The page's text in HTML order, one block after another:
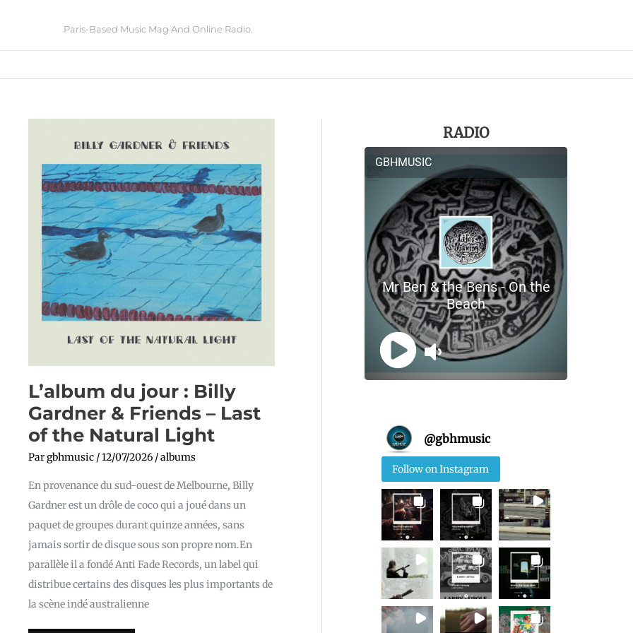
Paris-Based Music Mag And Online Radio.
L’album du jour : Billy
Gardner & Friends – Last
of the Natural Light
Pargbhmusic /12/07/2026 /albums
En provenance du sud-ouest de Melbourne, Billy
Gardner est un drôle de coco qui a joué dans un
paquet de groupes durant quinze années, sans
jamais sortir de disque sous son propre nom.En
parallèle il a fondé Anti Fade Records, un label qui
distribue certains des disques les plus importants de
la scène indé australienne
L’album
Billy
Gardner
&
Friends
–
Last
of
the
Natural
Light
RADIO
@gbhmusic
Follow on Instagram